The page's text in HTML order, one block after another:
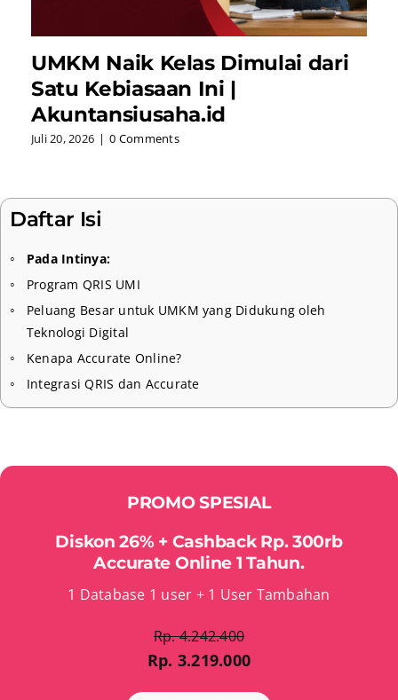
Daftar Isi
Pada Intinya:
Program QRIS UMI
Peluang Besar untuk UMKM yang Didukung oleh
Teknologi Digital
Kenapa Accurate Online?
Integrasi QRIS dan Accurate
UMKM Naik Kelas Dimulai dari
Satu Kebiasaan Ini |
Akuntansiusaha.id
Juli 20, 2026 | 0 Comments
PROMO SPESIAL
Diskon 26% + Cashback Rp. 300rb
Accurate Online 1 Tahun.
1 Database 1 user + 1 User Tambahan
Rp. 4.242.400
Rp. 3.219.000